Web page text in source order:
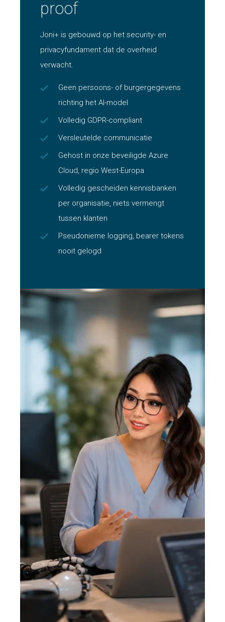
proof
Joni+ is gebouwd op het security- en
privacyfundament dat de overheid
verwacht.
Geen persoons- of burgergegevens
richting het AI-model
Volledig GDPR-compliant
Versleutelde communicatie
Gehost in onze beveiligde Azure
Cloud, regio West-Europa
Volledig gescheiden kennisbanken
per organisatie, niets vermengt
tussen klanten
Pseudonieme logging, bearer tokens
nooit gelogd